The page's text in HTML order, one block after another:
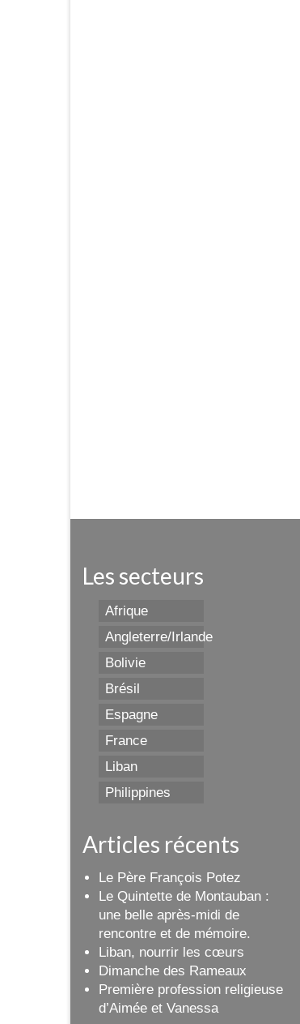
Les secteurs
Afrique
Angleterre/Irlande
Bolivie
Brésil
Espagne
France
Liban
Philippines
Articles récents
Le Père François Potez
Le Quintette de Montauban :
une belle après-midi de
rencontre et de mémoire.
Liban, nourrir les cœurs
Dimanche des Rameaux
Première profession religieuse
d’Aimée et Vanessa